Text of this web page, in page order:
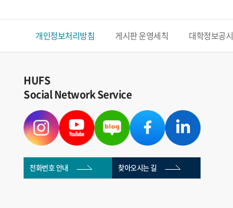
개인정보처리방침 게시판 운영세칙 대학정보공시
HUFS
Social Network Service
전화번호 안내 찾아오시는 길